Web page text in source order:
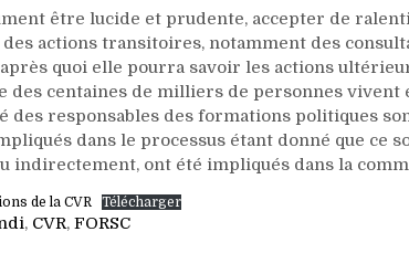
être lucide et prudente, accepter de
actions transitoires, notamment des
quoi elle pourra savoir les actions
des centaines de milliers de personnes vivent
des responsables des formations politiques
dans le processus étant donné que ce
indirectement, ont été impliqués dans la
de la CVR Télécharger
, CVR, FORSC